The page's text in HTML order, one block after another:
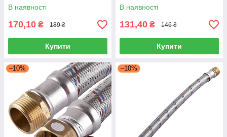
В наявності
170,10 ₴ 189 ₴
Купити
В наявності
131,40 ₴ 146 ₴
Купити
–10% –10%